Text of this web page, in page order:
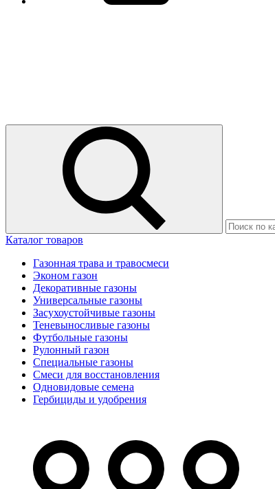
Каталог товаров
Газонная трава и травосмеси
Эконом газон
Декоративные газоны
Универсальные газоны
Засухоустойчивые газоны
Теневыносливые газоны
Футбольные газоны
Рулонный газон
Специальные газоны
Смеси для восстановления
Одновидовые семена
Гербициды и удобрения